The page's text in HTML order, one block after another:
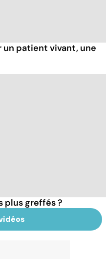
un patient vivant, une
plus greffés ?